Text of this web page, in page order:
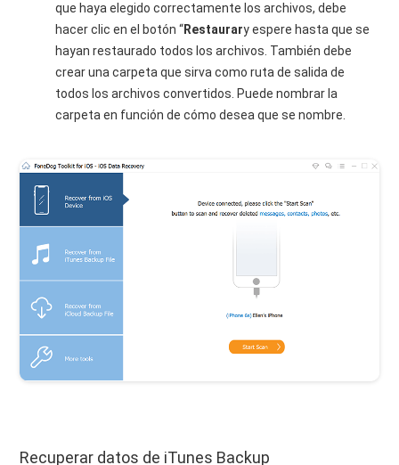
que haya elegido correctamente los archivos, debe
hacer clic en el botón “Restaurary espere hasta que se
hayan restaurado todos los archivos. También debe
crear una carpeta que sirva como ruta de salida de
todos los archivos convertidos. Puede nombrar la
carpeta en función de cómo desea que se nombre.
Recuperar datos de iTunes Backup